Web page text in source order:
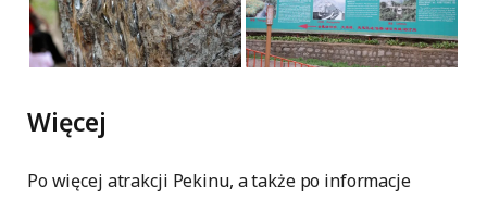
Więcej
Po więcej atrakcji Pekinu, a także po informacje